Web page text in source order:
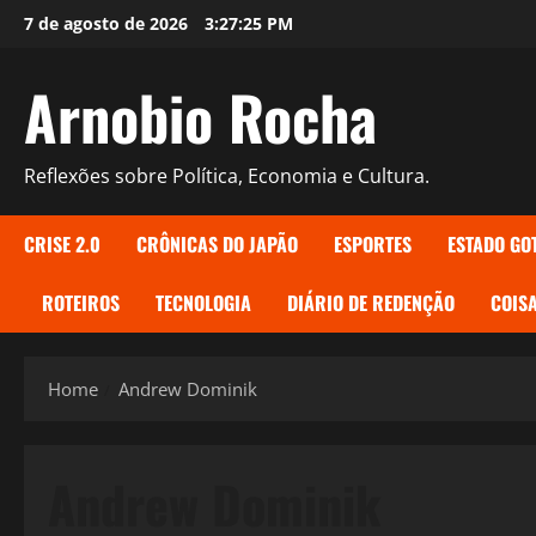
Skip7 de agosto de 2026 3:27:26 PM
Arnobio Rocha
Reflexões sobre Política, Economia e Cultura.
CRISE 2.0 CRÔNICAS DO JAPÃO ESPORTES ESTADO
ROTEIROS TECNOLOGIA DIÁRIO DE REDENÇÃO
Home Andrew Dominik